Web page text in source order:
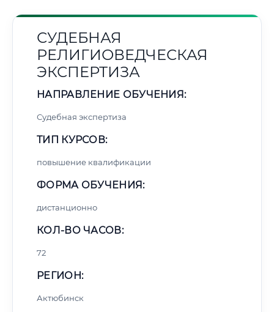
СУДЕБНАЯ
РЕЛИГИОВЕДЧЕСКАЯ
ЭКСПЕРТИЗА
НАПРАВЛЕНИЕ ОБУЧЕНИЯ:
Судебная экспертиза
ТИП КУРСОВ:
повышение квалификации
ФОРМА ОБУЧЕНИЯ:
дистанционно
КОЛ-ВО ЧАСОВ:
72
РЕГИОН:
Актюбинск